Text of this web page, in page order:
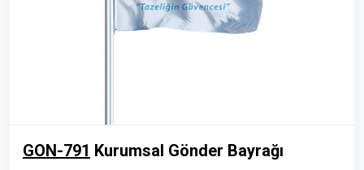
GON-791 Kurumsal Gönder Bayrağı